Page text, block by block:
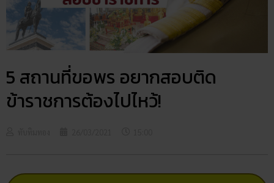
5 สถานที่ขอพร อยากสอบติด
ข้าราชการต้องไปไหว้!